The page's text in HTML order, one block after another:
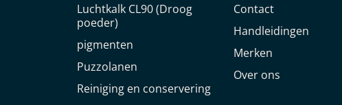
Luchtkalk CL90 (Droog
poeder)
pigmenten
Puzzolanen
Reiniging en conservering
Contact
Handleidingen
Merken
Over ons